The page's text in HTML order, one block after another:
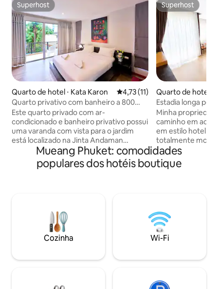
Superhost
Superhost
Quarto de hotel ⋅ Kata Karon 4,73 de uma avaliação média
4,73 (11)
Quarto privativo com banheiro a 800
metros da praia de Kata M4
Este quarto privado com ar-
condicionado e banheiro privativo possui
uma varanda com vista para o jardim
está localizado na Jinta Andaman
Boutique House 98/45 Patak Road ,
Karon , Kata Beach. Kata Beach fica a
800 metros da propriedade, fica a 10
massagem, bares , mercado noturno
fantástico, mercado de frutas, mercado
local de produtos frescos,
supermercado Makro, muitas lojas de
proximidades.
Superhost
Superhost
Quarto de hotel ⋅
Estadia longa
Minha
caminho em
em estilo hotel.
totalmente
com designs de
conveniências
hóspedes no
confortável de
condicionado e
incluindo
alta velocidade,
gratuito e muito
Mueang Phuket: comodidades
populares dos hotéis boutique
Cozinha Wi-Fi